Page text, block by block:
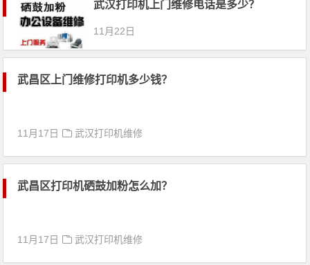
武汉打印机上门维修电话是多少？
11月22日
武昌区上门维修打印机多少钱？
11月17日 武汉打印机维修
武昌区打印机硒鼓加粉怎么加？
11月17日 武汉打印机维修